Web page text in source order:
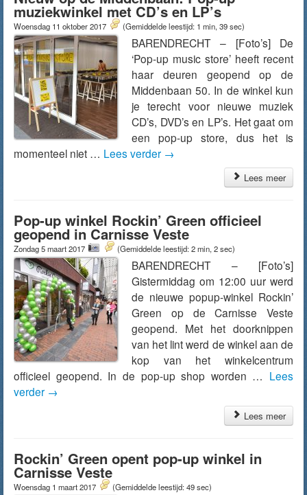
muziekwinkel met CD’s en LP’s
Woensdag 11 oktober 2017 (Gemiddelde leestijd: 1 min, 39 sec)
BARENDRECHT – [Foto’s] De
‘Pop-up music store’ heeft recent
haar deuren geopend op de
Middenbaan 50. In de winkel kun
je terecht voor nieuwe muziek
CD’s, DVD’s en LP’s. Het gaat om
een pop-up store, dus het is
momenteel niet … Lees verder →
Lees meer
Pop-up winkel Rockin’ Green officieel
geopend in Carnisse Veste
Zondag 5 maart 2017 (Gemiddelde leestijd: 2 min, 2 sec)
BARENDRECHT – [Foto’s]
Gistermiddag om 12:00 uur werd
de nieuwe popup-winkel Rockin’
Green op de Carnisse Veste
geopend. Met het doorknippen
van het lint werd de winkel aan de
kop van het winkelcentrum
officieel geopend. In de pop-up shop worden … Lees
verder →
Lees meer
Rockin’ Green opent pop-up winkel in
Carnisse Veste
Woensdag 1 maart 2017 (Gemiddelde leestijd: 49 sec)